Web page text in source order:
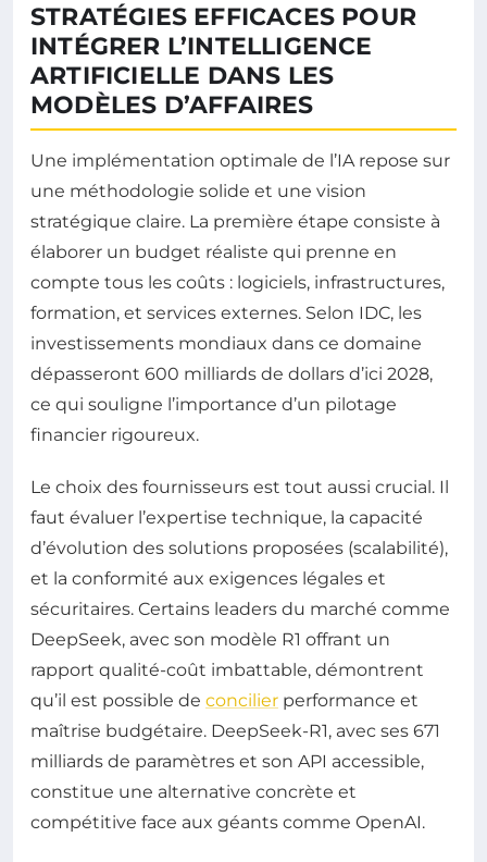
STRATÉGIES EFFICACES POUR
INTÉGRER L’INTELLIGENCE
ARTIFICIELLE DANS LES
MODÈLES D’AFFAIRES
Une implémentation optimale de l’IA repose sur
une méthodologie solide et une vision
stratégique claire. La première étape consiste à
élaborer un budget réaliste qui prenne en
compte tous les coûts : logiciels, infrastructures,
formation, et services externes. Selon IDC, les
investissements mondiaux dans ce domaine
dépasseront 600 milliards de dollars d’ici 2028,
ce qui souligne l’importance d’un pilotage
financier rigoureux.
Le choix des fournisseurs est tout aussi crucial. Il
faut évaluer l’expertise technique, la capacité
d’évolution des solutions proposées (scalabilité),
et la conformité aux exigences légales et
sécuritaires. Certains leaders du marché comme
DeepSeek, avec son modèle R1 offrant un
rapport qualité-coût imbattable, démontrent
qu’il est possible de concilier performance et
maîtrise budgétaire. DeepSeek-R1, avec ses 671
milliards de paramètres et son API accessible,
constitue une alternative concrète et
compétitive face aux géants comme OpenAI.